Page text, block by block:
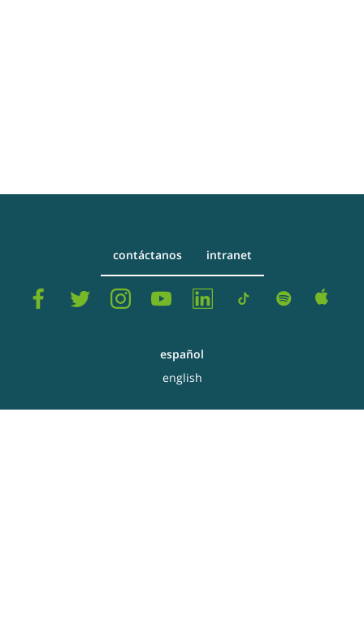
contáctanos intranet
español
english